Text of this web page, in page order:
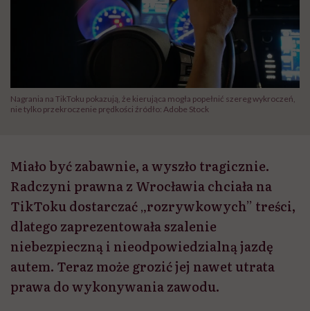
Nagrania na TikToku pokazują, że kierująca mogła popełnić szereg wykroczeń,
nie tylko przekroczenie prędkości źródło: Adobe Stock
Miało być zabawnie, a wyszło tragicznie.
Radczyni prawna z Wrocławia chciała na
TikToku dostarczać „rozrywkowych” treści,
dlatego zaprezentowała szalenie
niebezpieczną i nieodpowiedzialną jazdę
autem. Teraz może grozić jej nawet utrata
prawa do wykonywania zawodu.